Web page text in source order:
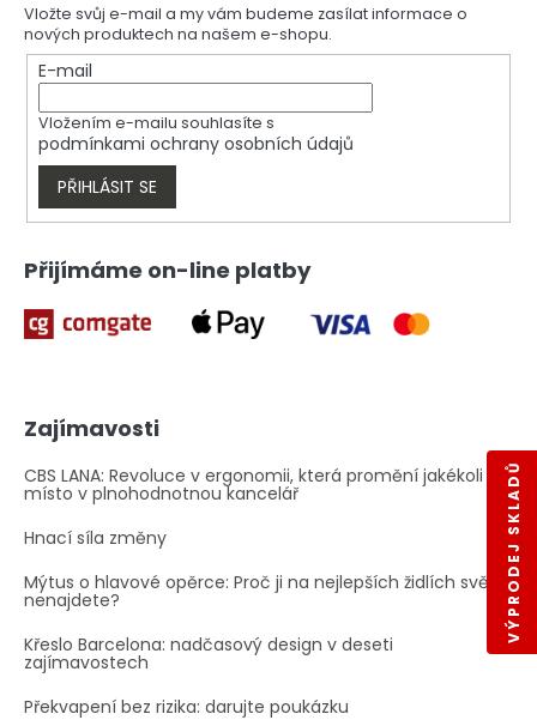
Vložte svůj e-mail a my vám budeme zasílat informace o
nových produktech na našem e-shopu.
E-mail
Vložením e-mailu souhlasíte s
podmínkami ochrany osobních údajů
PŘIHLÁSIT SE
Přijímáme on-line platby
Zajímavosti
CBS LANA: Revoluce v ergonomii, která promění jakékoli
místo v plnohodnotnou kancelář
Hnací síla změny
Mýtus o hlavové opěrce: Proč ji na nejlepších židlích světa
nenajdete?
Křeslo Barcelona: nadčasový design v deseti
zajímavostech
Překvapení bez rizika: darujte poukázku
VÝPRODEJ SKLADŮ